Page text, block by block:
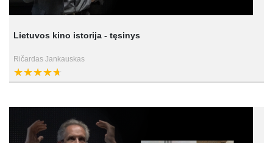
Lietuvos kino istorija - tęsinys
Ričardas Jankauskas